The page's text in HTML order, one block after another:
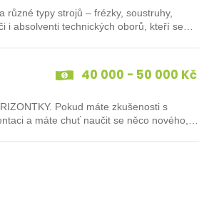
různé typy strojů – frézky, soustruhy,
i absolventi technických oborů, kteří se…
40 000 - 50 000 Kč
Pokud máte zkušenosti s
a máte chuť naučit se něco nového,